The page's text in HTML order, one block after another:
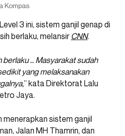
Kompas
3 ini, sistem ganjil genap di
berlaku, melansir CNN.
… Masyarakat sudah
yang melaksanakan
” kata Direktorat Lalu
Jaya.
menerapkan sistem ganjil
Jalan MH Thamrin, dan